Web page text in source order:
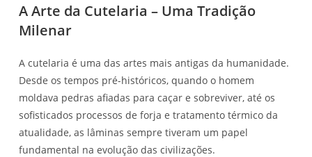
A Arte da Cutelaria – Uma Tradição
Milenar
A cutelaria é uma das artes mais antigas da humanidade.
Desde os tempos pré-históricos, quando o homem
moldava pedras afiadas para caçar e sobreviver, até os
sofisticados processos de forja e tratamento térmico da
atualidade, as lâminas sempre tiveram um papel
fundamental na evolução das civilizações.